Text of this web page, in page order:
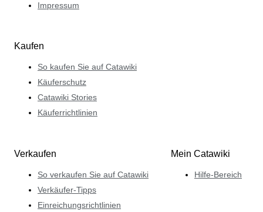
Impressum
Kaufen
So kaufen Sie auf Catawiki
Käuferschutz
Catawiki Stories
Käuferrichtlinien
Verkaufen
So verkaufen Sie auf Catawiki
Verkäufer-Tipps
Einreichungsrichtlinien
Mein Catawiki
Hilfe-Bereich